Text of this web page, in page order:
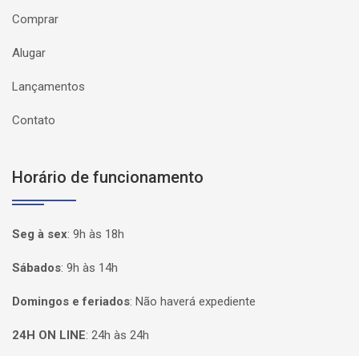
Comprar
Alugar
Lançamentos
Contato
Horário de funcionamento
Seg à sex: 9h às 18h
Sábados: 9h às 14h
Domingos e feriados: Não haverá expediente
24H ON LINE: 24h às 24h